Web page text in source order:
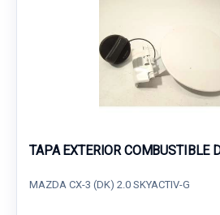
TAPA EXTERIOR COMBUSTIBLE
MAZDA CX-3 (DK) 2.0 SKYACTIV-G